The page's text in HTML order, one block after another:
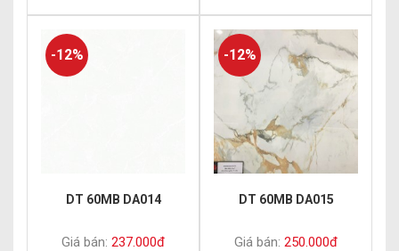
-12%
DT 60MB DA014
Giá bán: 237.000đ
-12%
DT 60MB DA015
Giá bán: 250.000đ